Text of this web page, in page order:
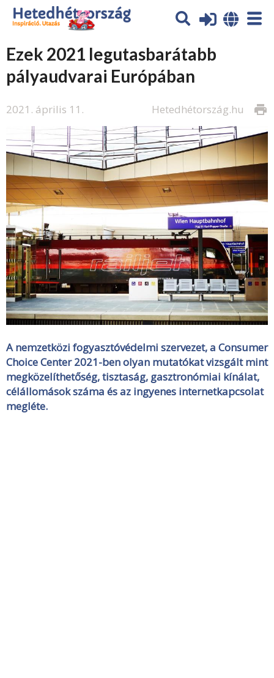
Ezek 2021 legutasbarátabb
pályaudvarai Európában
2021. április 11. print
Hetedhétország.hu
A nemzetközi fogyasztóvédelmi szervezet, a Consumer
Choice Center 2021-ben olyan mutatókat vizsgált mint
megközelíthetőség, tisztaság, gasztronómiai kínálat,
célállomások száma és az ingyenes internetkapcsolat
megléte.